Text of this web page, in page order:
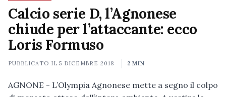
Calcio serie D, l’Agnonese
chiude per l’attaccante: ecco
Loris Formuso
PUBBLICATO IL5 DICEMBRE 2018 2 MIN
AGNONE - L’Olympia Agnonese mette a segno il colpo